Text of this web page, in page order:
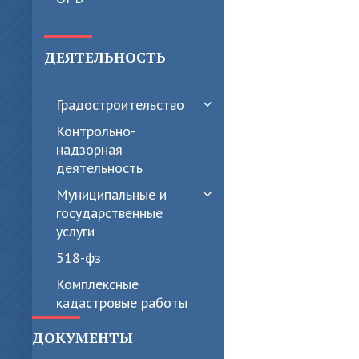
ДЕЯТЕЛЬНОСТЬ
Градостроительство
Контрольно-
надзорная
деятельность
Муниципальные и
государственные
услуги
518-фз
Комплексные
кадастровые работы
ДОКУМЕНТЫ